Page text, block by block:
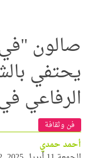
صالون
يحتفي
الرفاعي
فن وثقافة
أحمد حمدي